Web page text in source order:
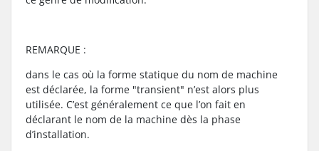
REMARQUE :
dans le cas où la forme statique du nom de machine
est déclarée, la forme "transient" n’est alors plus
utilisée. C’est généralement ce que l’on fait en
déclarant le nom de la machine dès la phase
d’installation.